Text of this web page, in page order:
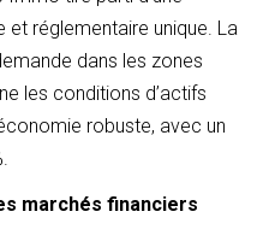
réglementaire unique. La
dans les zones
les conditions d’actifs
robuste, avec un
marchés financiers